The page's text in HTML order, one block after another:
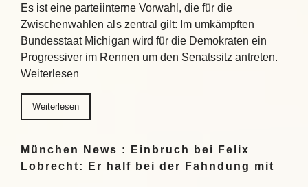
Es ist eine parteiinterne Vorwahl, die für die
Zwischenwahlen als zentral gilt: Im umkämpften
Bundesstaat Michigan wird für die Demokraten ein
Progressiver im Rennen um den Senatssitz antreten.
Weiterlesen
Weiterlesen
München News : Einbruch bei Felix
Lobrecht: Er half bei der Fahndung mit